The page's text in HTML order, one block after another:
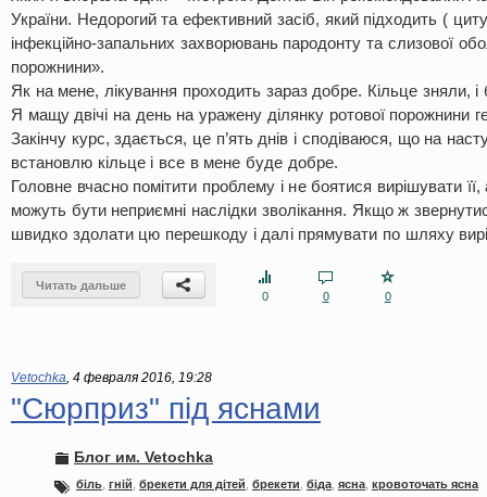
України. Недорогий та ефективний засіб, який підходить (
інфекційно-запальних захворювань пародонту та слизової
порожнини».
Як на мене, лікування проходить зараз добре. Кільце зняли, і
Я мащу двічі на день на уражену ділянку ротової порожнини
Закінчу курс, здається, це п’ять днів і сподіваюся, що на
встановлю кільце і все в мене буде добре.
Головне вчасно помітити проблему і не боятися вирішувати
можуть бути неприємні наслідки зволікання. Якщо ж
швидко здолати цю перешкоду і далі прямувати по шляху
Читать дальше
0
0 0
Vetochka, 4 февраля 2016, 19:28
"Сюрприз" під яснами
Блог им. Vetochka
біль гній брекети для дітей брекети біда ясна кровоточать ясна